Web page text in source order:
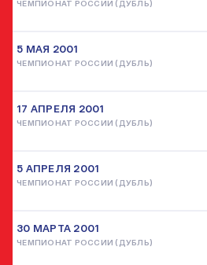
ЧЕМПИОНАТ РОССИИ (ДУБЛЬ)
5 МАЯ 2001
ЧЕМПИОНАТ РОССИИ (ДУБЛЬ)
17 АПРЕЛЯ 2001
ЧЕМПИОНАТ РОССИИ (ДУБЛЬ)
5 АПРЕЛЯ 2001
ЧЕМПИОНАТ РОССИИ (ДУБЛЬ)
30 МАРТА 2001
ЧЕМПИОНАТ РОССИИ (ДУБЛЬ)